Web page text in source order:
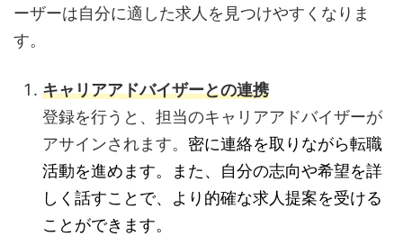
ーザーは自分に適した求人を見つけやすくなりま
す。
キャリアアドバイザーとの連携
登録を行うと、担当のキャリアアドバイザーが
アサインされます。 密に連絡を取りながら転職
活動を進めます。また、自分の志向や希望を詳
しく話すことで、より的確な求人提案を受ける
ことができます。